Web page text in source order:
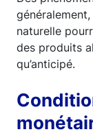
naturelle
des produits
qu’anticipé.